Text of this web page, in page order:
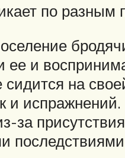
по разным
ее и
на
и испражнений.
за